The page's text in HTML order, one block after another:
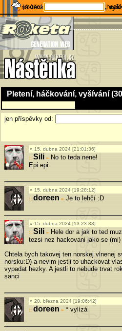
nástěnka Pletení, háčkování,
jméno:
Pletení, háčkování, vyšívání
jen příspěvky od:
15. dubna 2024 [21:01:36]
Sili »
No to teda nene!
Epi epi
15. dubna 2024 [19:28:12]
doreen » Je to lehčí :D
15. dubna 2024 [13:23:33]
Sili »
Hele dor a jak to ted
tezsi nez hackovani jako se (mi)
Chtela bych takovej ten norskej vlnenej
norsku:D) a nevim jestli to uhackovat
vypadat hezky. A jestli to nebude trvat
sanci
20. března 2024 [19:06:42]
doreen » * vylízá